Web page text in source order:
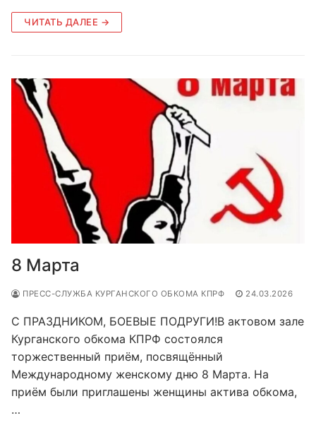
ЧИТАТЬ ДАЛЕЕ →
8 Марта
ПРЕСС-СЛУЖБА КУРГАНСКОГО ОБКОМА КПРФ 24.03.2026
С ПРАЗДНИКОМ, БОЕВЫЕ ПОДРУГИ!В актовом зале
Курганского обкома КПРФ состоялся
торжественный приём, посвящённый
Международному женскому дню 8 Марта. На
приём были приглашены женщины актива обкома,
…